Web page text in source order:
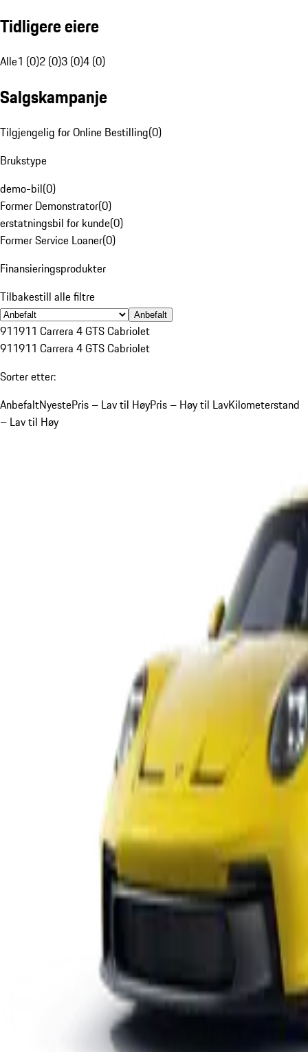
Tidligere eiere
Alle1 (0)2 (0)3 (0)4 (0)
Salgskampanje
Tilgjengelig for Online Bestilling(0)
Brukstype
demo-bil(0)
Former Demonstrator(0)
erstatningsbil for kunde(0)
Former Service Loaner(0)
Finansieringsprodukter
Tilbakestill alle filtre
Anbefalt
911911 Carrera 4 GTS Cabriolet
911911 Carrera 4 GTS Cabriolet
Sorter etter:
AnbefaltNyestePris – Lav til HøyPris – Høy til LavKilometerstand
– Lav til Høy